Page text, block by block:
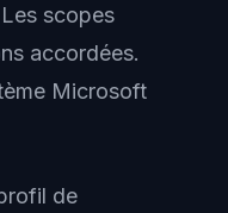
scopes
accordées.
Microsoft
de